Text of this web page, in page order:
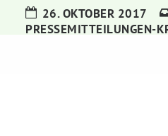
Personen
26. OKTOBER 2017
PRESSEMITTEILUNGEN-